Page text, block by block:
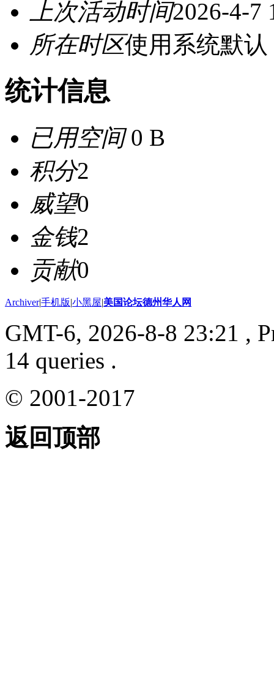
上次活动时间2026-4-7
所在时区使用系统默认
统计信息
已用空间0 B
积分2
威望0
金钱2
贡献0
Archiver|手机版|小黑屋|美国论坛德州华人网
GMT-6, 2026-8-8 23:21 ,
14 queries .
© 2001-2017
返回顶部